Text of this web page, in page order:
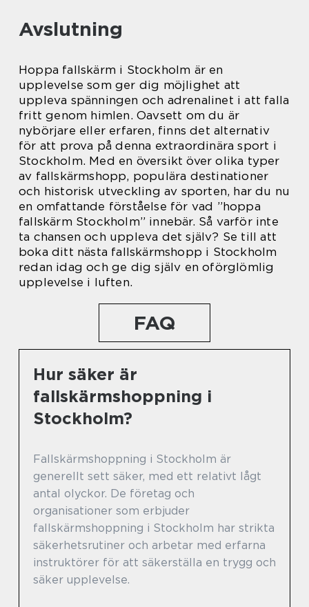
Avslutning
Hoppa fallskärm i Stockholm är en
upplevelse som ger dig möjlighet att
uppleva spänningen och adrenalinet i att falla
fritt genom himlen. Oavsett om du är
nybörjare eller erfaren, finns det alternativ
för att prova på denna extraordinära sport i
Stockholm. Med en översikt över olika typer
av fallskärmshopp, populära destinationer
och historisk utveckling av sporten, har du nu
en omfattande förståelse för vad ”hoppa
fallskärm Stockholm” innebär. Så varför inte
ta chansen och uppleva det själv? Se till att
boka ditt nästa fallskärmshopp i Stockholm
redan idag och ge dig själv en oförglömlig
upplevelse i luften.
FAQ
Hur säker är
fallskärmshoppning i
Stockholm?
Fallskärmshoppning i Stockholm är
generellt sett säker, med ett relativt lågt
antal olyckor. De företag och
organisationer som erbjuder
fallskärmshoppning i Stockholm har strikta
säkerhetsrutiner och arbetar med erfarna
instruktörer för att säkerställa en trygg och
säker upplevelse.